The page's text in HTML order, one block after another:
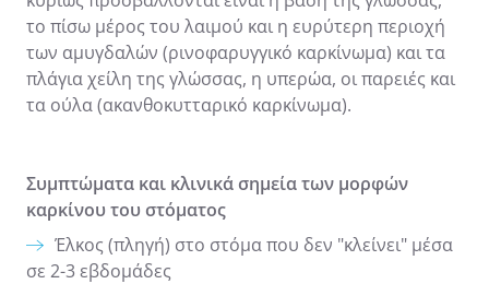
το πίσω μέρος του λαιμού και η ευρύτερη περιοχή
των αμυγδαλών (ρινοφαρυγγικό καρκίνωμα) και τα
πλάγια χείλη της γλώσσας, η υπερώα, οι παρειές και
τα ούλα (ακανθοκυτταρικό καρκίνωμα).
Συμπτώματα και κλινικά σημεία των μορφών
καρκίνου του στόματος
Έλκος (πληγή) στο στόμα που δεν "κλείνει" μέσα
σε 2-3 εβδομάδες